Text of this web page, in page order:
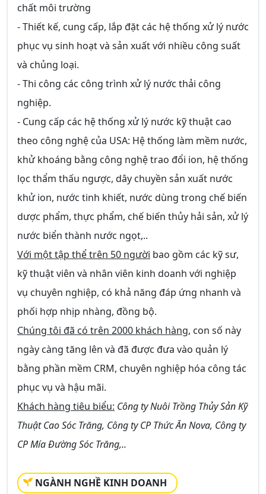
chất môi trường
- Thiết kế, cung cấp, lắp đặt các hệ thống xử lý nước
phục vụ sinh hoạt và sản xuất với nhiều công suất
và chủng loại.
- Thi công các công trình xử lý nước thải công
nghiệp.
- Cung cấp các hệ thống xử lý nước kỹ thuật cao
theo công nghệ của USA: Hệ thống làm mềm nước,
khử khoáng bằng công nghệ trao đổi ion, hệ thống
lọc thẩm thấu ngược, dây chuyền sản xuất nước
khử ion, nước tinh khiết, nước dùng trong chế biến
dược phẩm, thực phẩm, chế biến thủy hải sản, xử lý
nước biển thành nước ngọt,..
Với một tập thể trên 50 người bao gồm các kỹ sư,
kỹ thuật viên và nhân viên kinh doanh với nghiệp
vụ chuyên nghiệp, có khả năng đáp ứng nhanh và
phối hợp nhịp nhàng, đồng bộ.
Chúng tôi đã có trên 2000 khách hàng, con số này
ngày càng tăng lên và đã được đưa vào quản lý
bằng phần mềm CRM, chuyên nghiệp hóa công tác
phục vụ và hậu mãi.
Khách hàng tiêu biểu: Công ty Nuôi Trồng Thủy Sản Kỹ
Thuật Cao Sóc Trăng, Công ty CP Thức Ăn Nova, Công ty
CP Mía Đường Sóc Trăng,..
NGÀNH NGHỀ KINH DOANH